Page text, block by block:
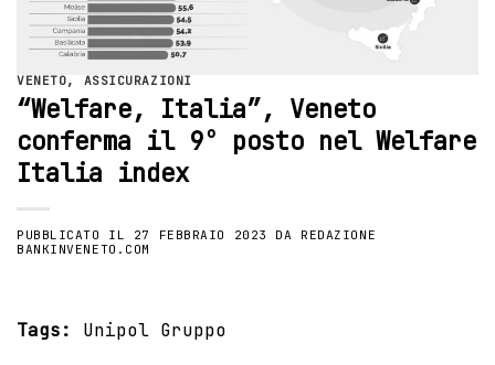
VENETO, ASSICURAZIONI
“Welfare, Italia”, Veneto
conferma il 9° posto nel Welfare
Italia index
PUBBLICATO IL 27 FEBBRAIO 2023 DA REDAZIONE
BANKINVENETO.COM
Tags: Unipol Gruppo